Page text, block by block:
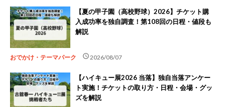
【夏の甲子園（高校野球）2026】チケット購
入成功率を独自調査！第108回の日程・値段も
解説
おでかけ・テーマパーク schedule2026/08/07
【ハイキュー展2026 当落】独自当落アンケー
ト実施！チケットの取り方・日程・会場・グッ
ズを解説